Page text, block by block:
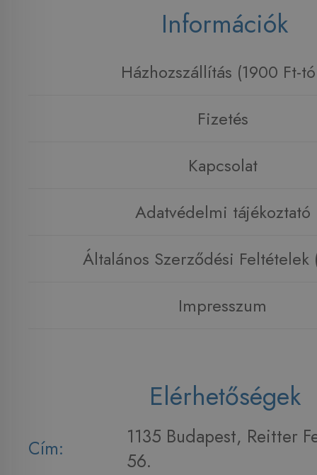
Információk
Házhozszállítás (1900 Ft-
Fizetés
Kapcsolat
Adatvédelmi tájékoztató
Általános Szerződési Feltételek
Impresszum
Elérhetőségek
Cím:
1135 Budapest, Reitter
56.